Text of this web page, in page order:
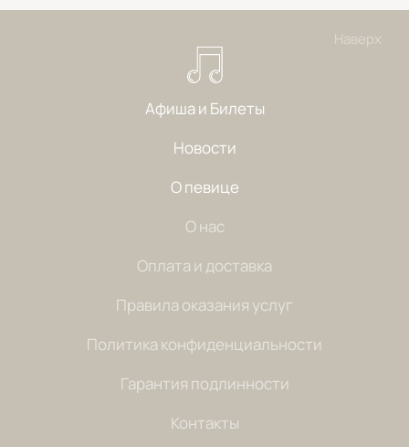
Наверх
Афиша и Билеты
Новости
О певице
О нас
Оплата и доставка
Правила оказания услуг
Политика конфиденциальности
Гарантия подлинности
Контакты